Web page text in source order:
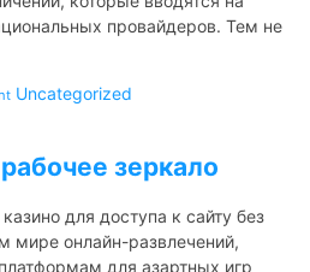
провайдеров. Тем не
Uncategorized
зеркало
для доступа к сайту без
мире онлайн-развлечений,
для азартных игр